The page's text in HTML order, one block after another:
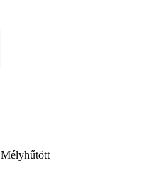
Mélyhűtött